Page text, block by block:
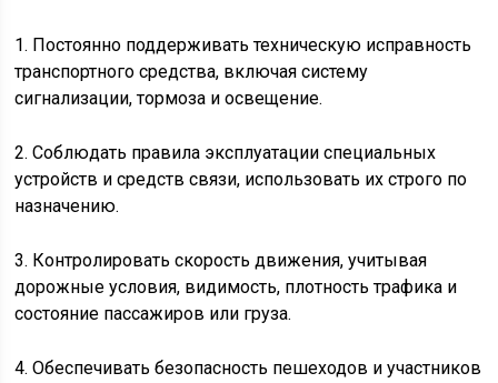
1. Постоянно поддерживать техническую исправность
транспортного средства, включая систему
сигнализации, тормоза и освещение.
2. Соблюдать правила эксплуатации специальных
устройств и средств связи, использовать их строго по
назначению.
3. Контролировать скорость движения, учитывая
дорожные условия, видимость, плотность трафика и
состояние пассажиров или груза.
4. Обеспечивать безопасность пешеходов и участников